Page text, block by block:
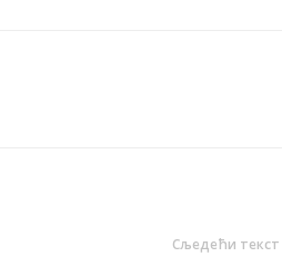
Сљедећи текст